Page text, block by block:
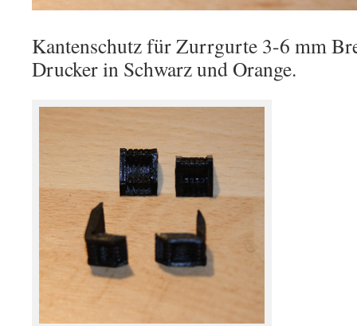
Kantenschutz für Zurrgurte 3-6 mm
Drucker in Schwarz und Orange.